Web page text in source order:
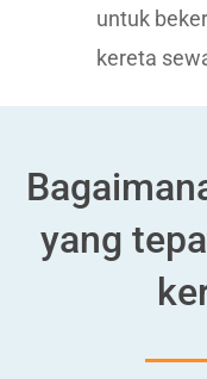
untuk
kereta
yang